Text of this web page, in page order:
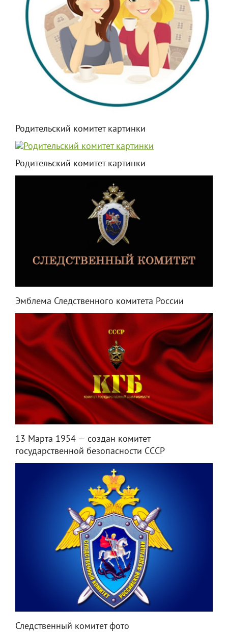
Родительский комитет картинки
Родительский комитет картинки
Эмблема Следственного комитета России
13 Марта 1954 — создан комитет
государственной безопасности СССР
Следственный комитет фото